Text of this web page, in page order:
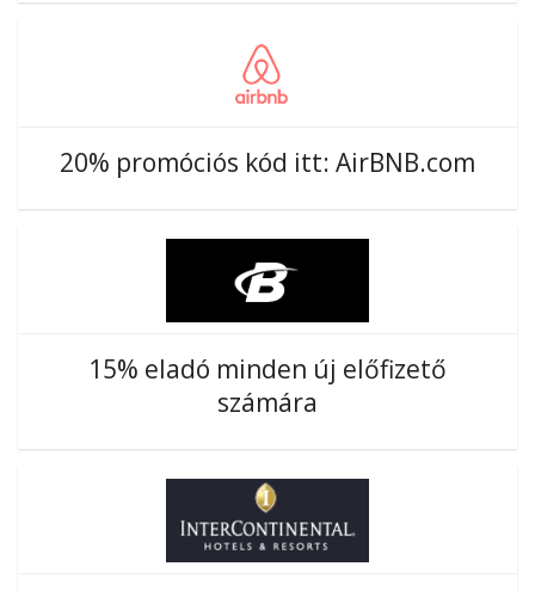
20% promóciós kód itt: AirBNB.com
15% eladó minden új előfizető
számára